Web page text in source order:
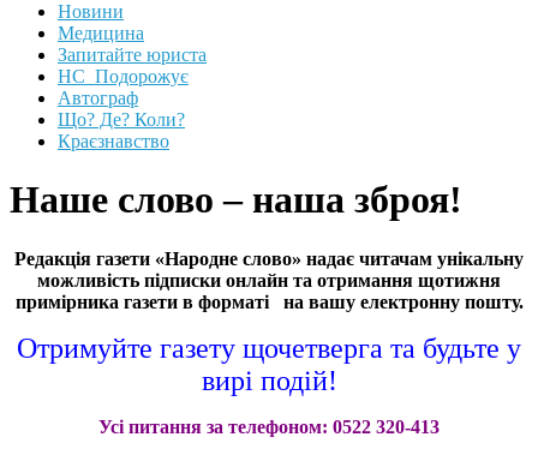
Новини
Медицина
Запитайте юриста
НС_Подорожує
Автограф
Що? Де? Коли?
Краєзнавство
Наше слово – наша зброя!
Редакція газети «Народне слово» надає читачам унікальну
можливість підписки онлайн та отримання щотижня
примірника газети в форматі
на вашу електронну пошту.
Отримуйте газету щочетверга та будьте у
вирі подій!
Усі питання за телефоном: 0522 320-413